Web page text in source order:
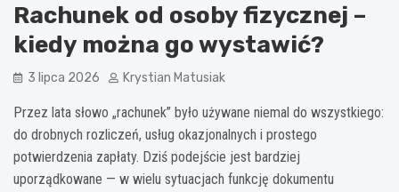
Rachunek od osoby fizycznej –
kiedy można go wystawić?
3 lipca 2026 Krystian Matusiak
Przez lata słowo „rachunek” było używane niemal do wszystkiego:
do drobnych rozliczeń, usług okazjonalnych i prostego
potwierdzenia zapłaty. Dziś podejście jest bardziej
uporządkowane — w wielu sytuacjach funkcję dokumentu